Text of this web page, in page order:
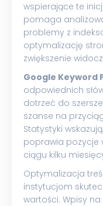
wspierające te
pomaga
problemy z
optymalizację
zwiększenie
Google Keyword
odpowiednich
dotrzeć do
szanse na
Statystyki
poprawia pozycje
ciągu kilku
Optymalizacja
instytucjom
wartości. Wpisy